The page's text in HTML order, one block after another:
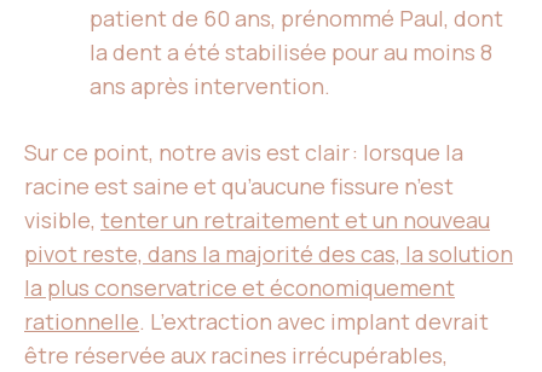
patient de 60 ans, prénommé Paul, dont
la dent a été stabilisée pour au moins 8
ans après intervention.
Sur ce point, notre avis est clair : lorsque la
racine est saine et qu’aucune fissure n’est
visible, tenter un retraitement et un nouveau
pivot reste, dans la majorité des cas, la solution
la plus conservatrice et économiquement
rationnelle. L’extraction avec implant devrait
être réservée aux racines irrécupérables,